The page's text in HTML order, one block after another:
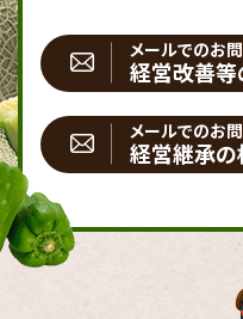
メールでのお
経営改善
メールでのお
経営継承